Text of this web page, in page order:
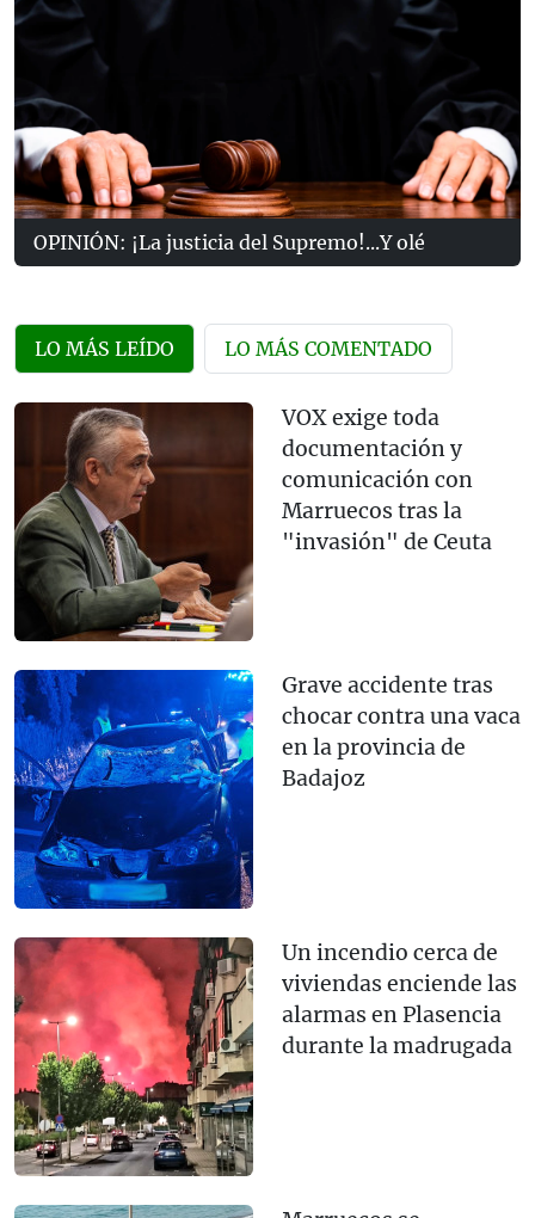
OPINIÓN: ¡La justicia del Supremo!...Y olé
LO MÁS LEÍDO LO MÁS COMENTADO
VOX exige toda
documentación y
comunicación con
Marruecos tras la
"invasión" de Ceuta
Grave accidente tras
chocar contra una vaca
en la provincia de
Badajoz
Un incendio cerca de
viviendas enciende las
alarmas en Plasencia
durante la madrugada